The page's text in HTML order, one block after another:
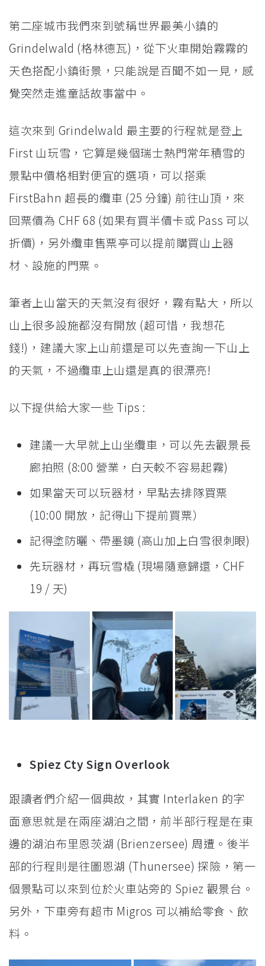
第二座城市我們來到號稱世界最美小鎮的
Grindelwald (格林德瓦)，從下火車開始霧霧的
天色搭配小鎮街景，只能說是百聞不如一見，感
覺突然走進童話故事當中。
這次來到 Grindelwald 最主要的行程就是登上
First 山玩雪，它算是幾個瑞士熱門常年積雪的
景點中價格相對便宜的選項，可以搭乘
FirstBahn 超長的纜車 (25 分鐘) 前往山頂，來
回票價為 CHF 68 (如果有買半價卡或 Pass 可以
折價)，另外纜車售票亭可以提前購買山上器
材、設施的門票。
筆者上山當天的天氣沒有很好，霧有點大，所以
山上很多設施都沒有開放 (超可惜，我想花
錢!)，建議大家上山前還是可以先查詢一下山上
的天氣，不過纜車上山還是真的很漂亮!
以下提供給大家一些 Tips :
建議一大早就上山坐纜車，可以先去觀景長
廊拍照 (8:00 營業，白天較不容易起霧)
如果當天可以玩器材，早點去排隊買票
(10:00 開放，記得山下提前買票）
記得塗防曬、帶墨鏡 (高山加上白雪很刺眼)
先玩器材，再玩雪橇 (現場隨意歸還，CHF
19 / 天)
Spiez Cty Sign Overlook
跟讀者們介紹一個典故，其實 Interlaken 的字
面意思就是在兩座湖泊之間，前半部行程是在東
邊的湖泊布里恩茨湖 (Brienzersee) 周遭。後半
部的行程則是往圖恩湖 (Thunersee) 探險，第一
個景點可以來到位於火車站旁的 Spiez 觀景台。
另外，下車旁有超市 Migros 可以補給零食、飲
料。